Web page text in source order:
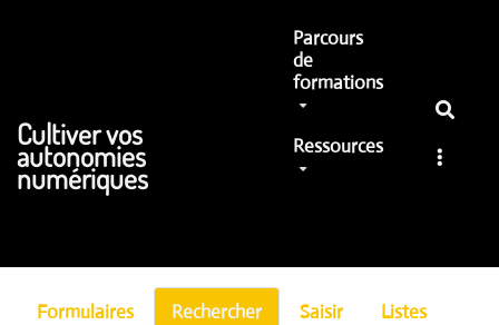
Cultiver vos
autonomies
numériques
Parcours
de
formations
Ressources
Formulaires Rechercher Saisir Listes